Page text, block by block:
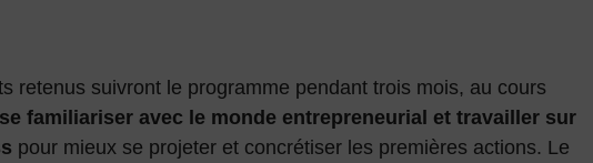
retenus suivront le programme pendant trois mois, au cours
se familiariser avec le monde entrepreneurial et travailler sur
pour mieux se projeter et concrétiser les premières actions. Le